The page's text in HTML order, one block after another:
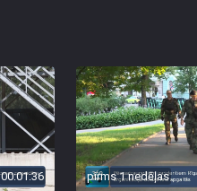
00:01:36 pirms 1 nedēļas